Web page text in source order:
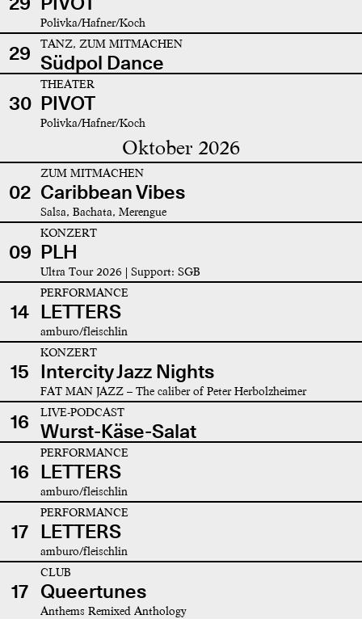
Polivka/Hafner/Koch
29 TANZ, ZUM MITMACHEN
Südpol Dance
30
THEATER
PIVOT
Polivka/Hafner/Koch
Oktober 2026
02
ZUM MITMACHEN
Caribbean Vibes
Salsa, Bachata, Merengue
09
KONZERT
PLH
Ultra Tour 2026 | Support: SGB
14
PERFORMANCE
LETTERS
amburo/fleischlin
15
KONZERT
Intercity Jazz Nights
FAT MAN JAZZ – The caliber of Peter Herbolzheimer
16 LIVE-PODCAST
Wurst-Käse-Salat
16
PERFORMANCE
LETTERS
amburo/fleischlin
17
PERFORMANCE
LETTERS
amburo/fleischlin
17
CLUB
Queertunes
Anthems Remixed Anthology